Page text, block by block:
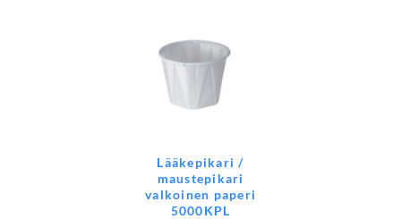
Lääkepikari /
maustepikari
valkoinen paperi
5000KPL